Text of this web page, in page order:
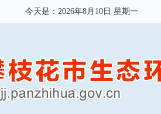
今天是： 2026年8月10日 星期一